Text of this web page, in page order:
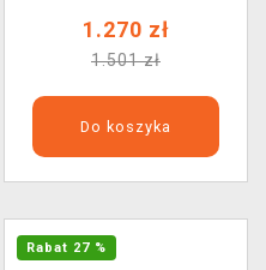
1.270 zł
1.501 zł
Do koszyka
Rabat 27 %